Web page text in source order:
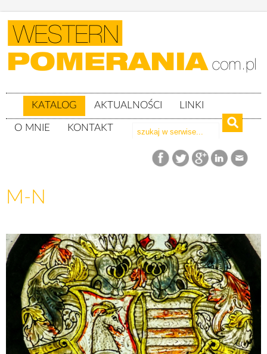
KATALOG AKTUALNOŚCI LINKI
O MNIE KONTAKT
Herby M-N
M-N